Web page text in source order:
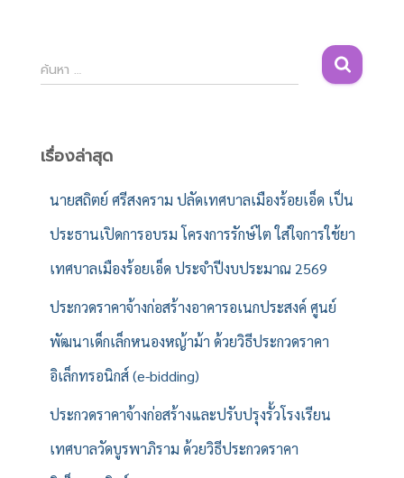
ค้
น
สำ
ค้นหา …
เรื่องล่าสุด
นายสถิตย์ ศรีสงคราม ปลัดเทศบาลเมืองร้อยเอ็ด เป็น
ประธานเปิดการอบรม โครงการรักษ์ไต ใส่ใจการใช้ยา
เทศบาลเมืองร้อยเอ็ด ประจำปีงบประมาณ 2569
ประกวดราคาจ้างก่อสร้างอาคารอเนกประสงค์ ศูนย์
พัฒนาเด็กเล็กหนองหญ้าม้า ด้วยวิธีประกวดราคา
อิเล็กทรอนิกส์ (e-bidding)
ประกวดราคาจ้างก่อสร้างและปรับปรุงรั้วโรงเรียน
เทศบาลวัดบูรพาภิราม ด้วยวิธีประกวดราคา